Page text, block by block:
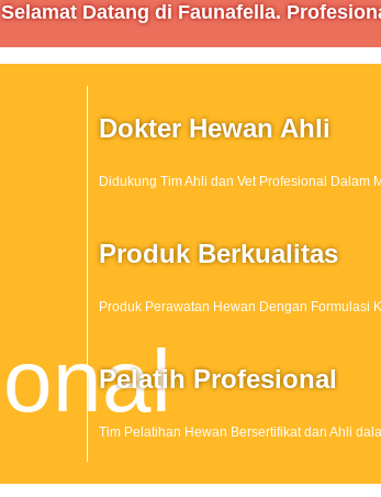
Selamat Datang di Faunafella.
Dokter Hewan Ahli
Didukung Tim Ahli dan Vet Profesional Dalam
Produk Berkualitas
Produk Perawatan Hewan Dengan Formulasi
Pelatih Profesional
Tim Pelatihan Hewan Bersertifikat dan Ahli